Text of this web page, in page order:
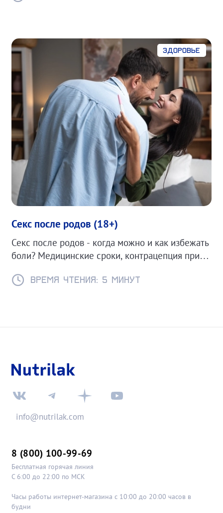
Здоровье
Секс после родов (18+)
Секс после родов - когда можно и как избежать
боли? Медицинские сроки, контрацепция при
интимной жизни.
Время чтения: 5 минут
info@nutrilak.com
8 (800) 100-99-69
Бесплатная горячая линия
С 6:00 до 22:00 по МСК
Часы работы интернет-магазина с 10:00 до 20:00 часов в
будни